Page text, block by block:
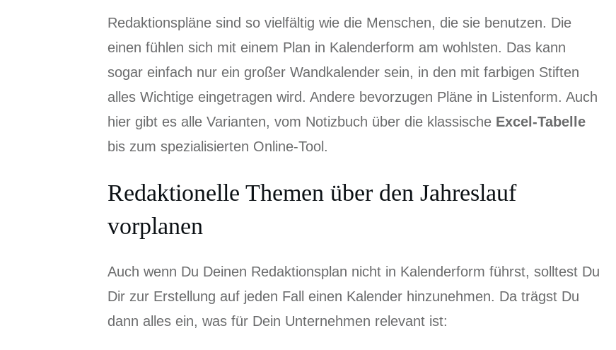
Redaktionspläne sind so vielfältig wie die Menschen, die sie benutzen. Die
einen fühlen sich mit einem Plan in Kalenderform am wohlsten. Das kann
sogar einfach nur ein großer Wandkalender sein, in den mit farbigen Stiften
alles Wichtige eingetragen wird. Andere bevorzugen Pläne in Listenform. Auch
hier gibt es alle Varianten, vom Notizbuch über die klassische Excel-Tabelle
bis zum spezialisierten Online-Tool.
Redaktionelle Themen über den Jahreslauf
vorplanen
Auch wenn Du Deinen Redaktionsplan nicht in Kalenderform führst, solltest Du
Dir zur Erstellung auf jeden Fall einen Kalender hinzunehmen. Da trägst Du
dann alles ein, was für Dein Unternehmen relevant ist: